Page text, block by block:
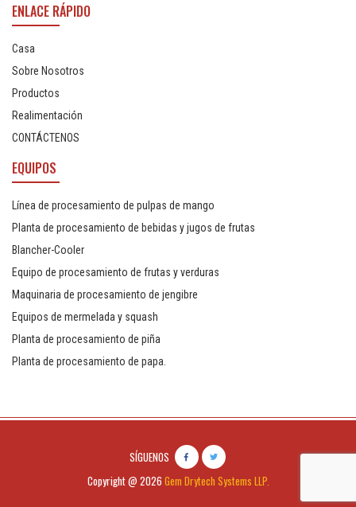
ENLACE RÁPIDO
Casa
Sobre Nosotros
Productos
Realimentación
CONTÁCTENOS
EQUIPOS
Línea de procesamiento de pulpas de mango
Planta de procesamiento de bebidas y jugos de frutas
Blancher-Cooler
Equipo de procesamiento de frutas y verduras
Maquinaria de procesamiento de jengibre
Equipos de mermelada y squash
Planta de procesamiento de piña
Planta de procesamiento de papa.
SÍGUENOS
Copyright @ 2026 Gem Drytech Systems LLP.